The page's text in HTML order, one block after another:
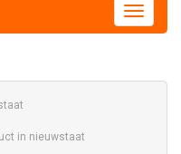
in nieuwstaat